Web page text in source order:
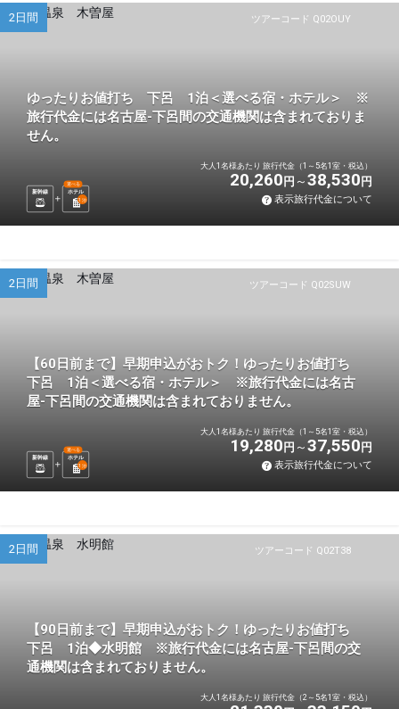
ツアーコード Q02OUY
2日間
ゆったりお値打ち 下呂 1泊＜選べる宿・ホテル＞ ※
旅行代金には名古屋-下呂間の交通機関は含まれておりま
せん。
新幹線 ホテル
選べる
1 泊
大人1名様あたり 旅行代金（1～5名1室・税込）
20,260 円 38,530 円
表示旅行代金について
ツアーコード Q02SUW
2日間
【60日前まで】早期申込がおトク！ゆったりお値打ち
下呂 1泊＜選べる宿・ホテル＞ ※旅行代金には名古
屋-下呂間の交通機関は含まれておりません。
新幹線 ホテル
選べる
1 泊
大人1名様あたり 旅行代金（1～5名1室・税込）
19,280 円 37,550 円
表示旅行代金について
ツアーコード Q02T38
2日間
【90日前まで】早期申込がおトク！ゆったりお値打ち
下呂 1泊◆水明館 ※旅行代金には名古屋-下呂間の交
通機関は含まれておりません。
大人1名様あたり 旅行代金（2～5名1室・税込）